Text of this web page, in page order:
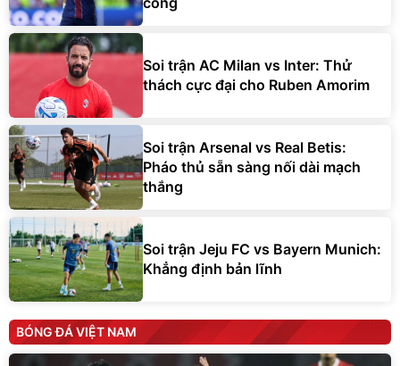
thách cực đại cho Ruben Amorim
Pháo thủ sẵn sàng nối dài mạch
thắng
Khẳng định bản lĩnh
BÓNG ĐÁ VIỆT NAM